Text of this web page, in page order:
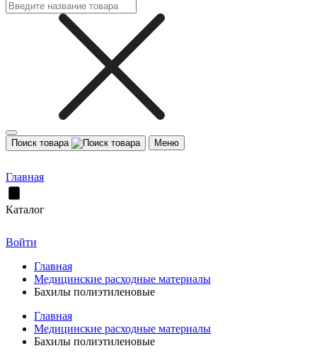
Поиск товара Меню
Главная
Каталог
Войти
Главная
Медицинские расходные материалы
Бахилы полиэтиленовые
Главная
Медицинские расходные материалы
Бахилы полиэтиленовые